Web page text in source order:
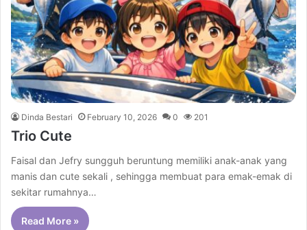
Dinda Bestari February 10, 2026 0 201
Trio Cute
Faisal dan Jefry sungguh beruntung memiliki anak-anak yang
manis dan cute sekali , sehingga membuat para emak-emak di
sekitar rumahnya…
Read More »